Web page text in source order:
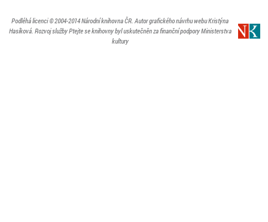
Podléhá licenci© 2004-2014Národní knihovna ČR. Autor grafického návrhu webu Kristýna
Hasíková. Rozvoj služby Ptejte se knihovny byl uskutečněn za finanční podpory Ministerstva
kultury